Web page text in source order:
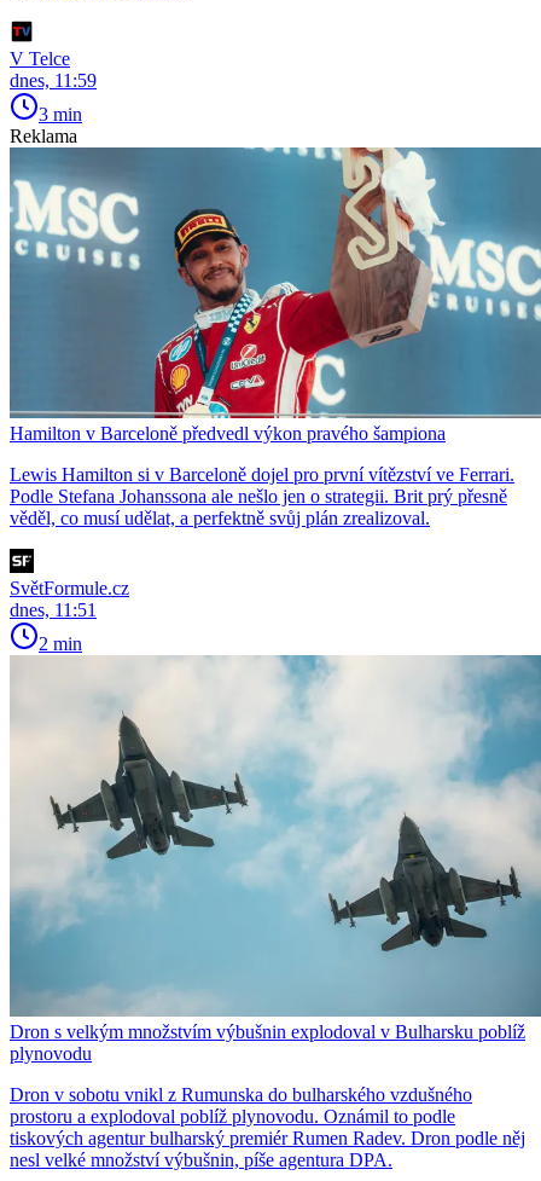
V Telce
dnes, 11:59
3 min
Reklama
Hamilton v Barceloně předvedl výkon pravého šampiona
Lewis Hamilton si v Barceloně dojel pro první vítězství ve Ferrari.
Podle Stefana Johanssona ale nešlo jen o strategii. Brit prý přesně
věděl, co musí udělat, a perfektně svůj plán zrealizoval.
SvětFormule.cz
dnes, 11:51
2 min
Dron s velkým množstvím výbušnin explodoval v Bulharsku poblíž
plynovodu
Dron v sobotu vnikl z Rumunska do bulharského vzdušného
prostoru a explodoval poblíž plynovodu. Oznámil to podle
tiskových agentur bulharský premiér Rumen Radev. Dron podle něj
nesl velké množství výbušnin, píše agentura DPA.